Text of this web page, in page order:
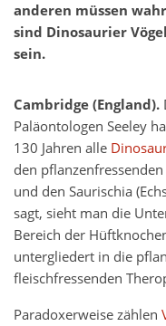
anderen müssen
sind Dinosaurier
sein.
Cambridge (England).
Paläontologen Seeley
130 Jahren alle
den
und den Saurischia
sagt, sieht man die
Bereich der
untergliedert in die
fleischfressenden
Paradoxerweise zählen